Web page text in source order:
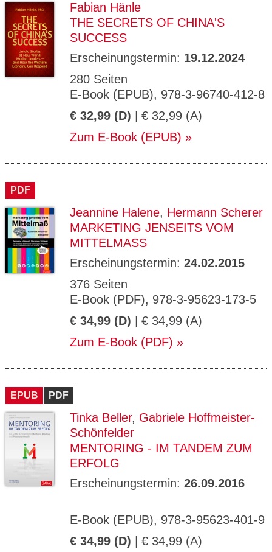
Fabian Hänle
THE SECRETS OF CHINA'S
SUCCESS
Erscheinungstermin: 19.12.2024
280 Seiten
E-Book (EPUB), 978-3-96740-412-8
€ 32,99 (D) | € 32,99 (A)
Zum E-Book (EPUB)
PDF
Jeannine Halene, Hermann Scherer
MARKETING JENSEITS VOM
MITTELMASS
Erscheinungstermin: 24.02.2015
376 Seiten
E-Book (PDF), 978-3-95623-173-5
€ 34,99 (D) | € 34,99 (A)
Zum E-Book (PDF)
EPUB PDF
Tinka Beller, Gabriele Hoffmeister-
Schönfelder
MENTORING - IM TANDEM ZUM
ERFOLG
Erscheinungstermin: 26.09.2016
E-Book (EPUB), 978-3-95623-401-9
€ 34,99 (D) | € 34,99 (A)